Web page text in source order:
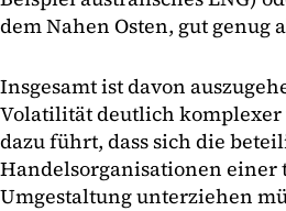
dem Nahen Osten, gut genug
Insgesamt ist davon
Volatilität deutlich komplexer
dazu führt, dass sich die
Handelsorganisationen
Umgestaltung unterziehen